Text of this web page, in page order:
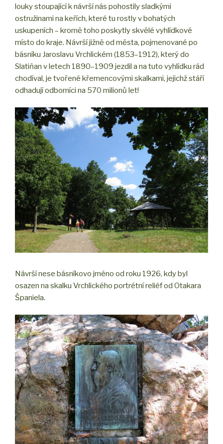
louky stoupající k návrší nás pohostily sladkými
ostružinami na keřích, které tu rostly v bohatých
uskupeních – kromě toho poskytly skvělé vyhlídkové
místo do kraje. Návrší jižně od města, pojmenované po
básníku Jaroslavu Vrchlickém (1853–1912), který do
Slatiňan v letech 1890–1909 jezdil a na tuto vyhlídku rád
chodíval, je tvořené křemencovými skalkami, jejichž stáří
odhadují odborníci na 570 milionů let!
Návrší nese básníkovo jméno od roku 1926, kdy byl
osazen na skalku Vrchlického portrétní reliéf od Otakara
Španiela.